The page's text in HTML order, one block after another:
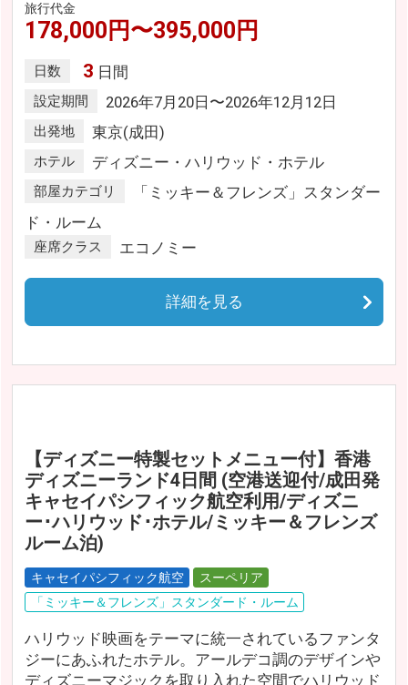
旅行代金
178,000円〜395,000円
日数 3 日間
設定期間 2026年7月20日〜2026年12月12日
出発地 東京(成田)
ホテル ディズニー・ハリウッド・ホテル
部屋カテゴリ
「ミッキー＆フレンズ」スタンダー
ド・ルーム
座席クラス エコノミー
詳細を見る
【ディズニー特製セットメニュー付】香港
ディズニーランド4日間 (空港送迎付/成田発
キャセイパシフィック航空利用/ディズニ
ー･ハリウッド･ホテル/ミッキー＆フレンズ
ルーム泊)
キャセイパシフィック航空
スーペリア
「ミッキー＆フレンズ」スタンダード・ルーム
ハリウッド映画をテーマに統一されているファンタ
ジーにあふれたホテル。アールデコ調のデザインや
ディズニーマジックを取り入れた空間でハリウッド